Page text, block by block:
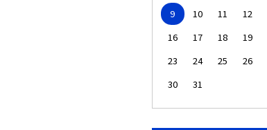
9
10 11 12
16
17 18 19
23
24 25 26
30
31